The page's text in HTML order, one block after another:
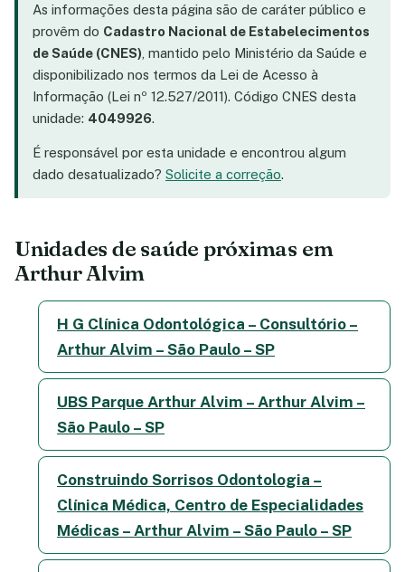
As informações desta página são de caráter público e
provêm do Cadastro Nacional de Estabelecimentos
de Saúde (CNES) , mantido pelo Ministério da Saúde e
disponibilizado nos termos da Lei de Acesso à
Informação (Lei nº 12.527/2011). Código CNES desta
unidade: 4049926.
É responsável por esta unidade e encontrou algum
dado desatualizado? Solicite a correção.
Unidades de saúde próximas em
Arthur Alvim
H G Clínica Odontológica – Consultório –
Arthur Alvim – São Paulo – SP
UBS Parque Arthur Alvim – Arthur Alvim –
São Paulo – SP
Construindo Sorrisos Odontologia –
Clínica Médica, Centro de Especialidades
Médicas – Arthur Alvim – São Paulo – SP